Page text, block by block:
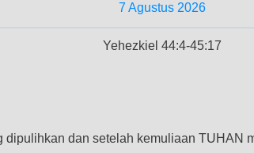
7 Agustus 2026
Yehezkiel 44:4-45:17
dan setelah kemuliaan TUHAN